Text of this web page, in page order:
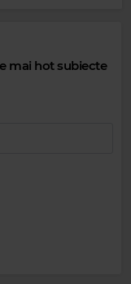
mai hot subiecte